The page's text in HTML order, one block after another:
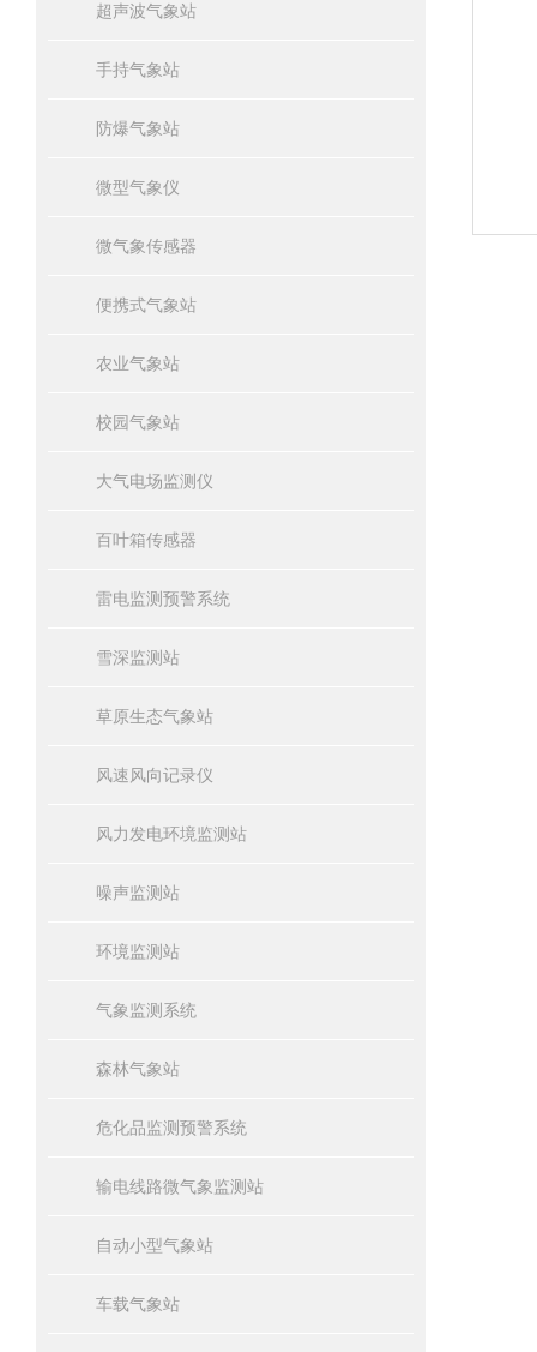
超声波气象站
手持气象站
防爆气象站
微型气象仪
微气象传感器
便携式气象站
农业气象站
校园气象站
大气电场监测仪
百叶箱传感器
雷电监测预警系统
雪深监测站
草原生态气象站
风速风向记录仪
风力发电环境监测站
噪声监测站
环境监测站
气象监测系统
森林气象站
危化品监测预警系统
输电线路微气象监测站
自动小型气象站
车载气象站